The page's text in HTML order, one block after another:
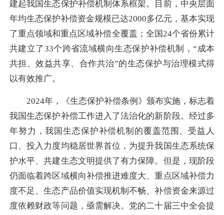
建起我国生态保护补偿机制体系框架。目前，中央层面
年均生态保护补偿资金规模已达2000多亿元，基本实现
了重点领域和重点区域补偿全覆盖；全国24个省份累计
共建立了33个跨省流域横向生态保护补偿机制，“成本
共担、效益共享、合作共治”的生态保护与治理模式得
以有效推广。
2024年，《生态保护补偿条例》颁布实施，标志着
我国生态保护补偿工作进入了法治化的新阶段。经过多
年努力，我国生态保护补偿机制的覆盖范围、受益人
口、投入力度均稳居世界首位，为提升我国生态系统保
护水平、共建生态文明提供了有力保障。但是，现阶段
仍面临着跨区域横向补偿推进难度大、重点区域补偿力
度不足、生态产品价值实现机制不畅、补偿资金来源过
度依赖财政等问题，亟需解决。党的二十届三中全会提